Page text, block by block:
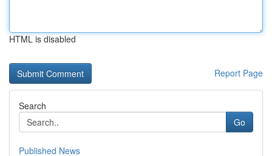
HTML is disabled
Report Page
Search
Go
Published News